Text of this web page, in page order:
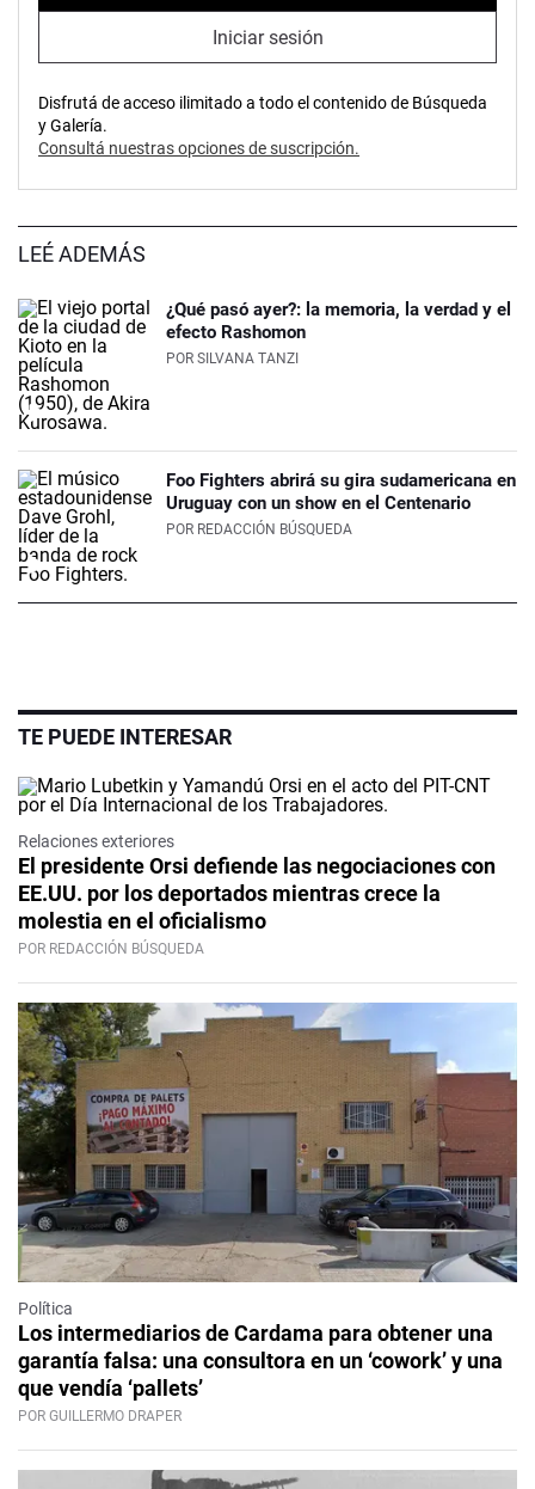
Iniciar sesión
Disfrutá de acceso ilimitado a todo el contenido de Búsqueda
y Galería.
Consultá nuestras opciones de suscripción.
LEÉ ADEMÁS
¿Qué pasó ayer?: la memoria, la verdad y el
efecto Rashomon
POR SILVANA TANZI
Foo Fighters abrirá su gira sudamericana en
Uruguay con un show en el Centenario
POR REDACCIÓN BÚSQUEDA
TE PUEDE INTERESAR
Relaciones exteriores
El presidente Orsi defiende las negociaciones con
EE.UU. por los deportados mientras crece la
molestia en el oficialismo
POR REDACCIÓN BÚSQUEDA
Política
Los intermediarios de Cardama para obtener una
garantía falsa: una consultora en un ‘cowork’ y una
que vendía ‘pallets’
POR GUILLERMO DRAPER